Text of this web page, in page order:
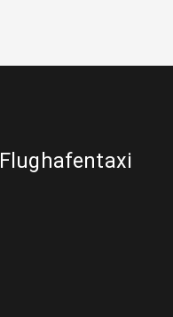
Flughafentaxi